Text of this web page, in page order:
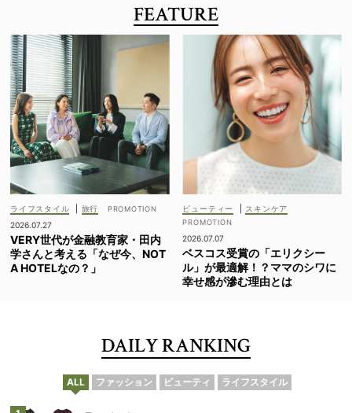
FEATURE
ライフスタイル
旅行
2026.07.27
VERY世代が金融教育家・田内
学さんと考える「なぜ今、NOT
A HOTELなの？」
ビューティー スキンケア
2026.07.07
ベスコス受賞の「エリクシー
ル」が最適解！？ママのシワに
幸せ感が滲む理由とは
DAILY RANKING
ALL ファッション ビューティ ライフスタイル